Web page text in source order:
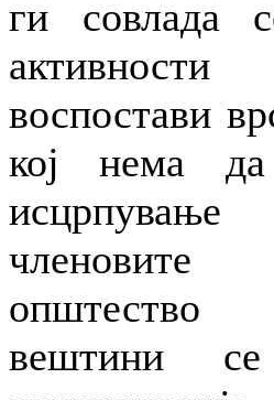
ги совлада
воспостави
кој нема да
вештини се